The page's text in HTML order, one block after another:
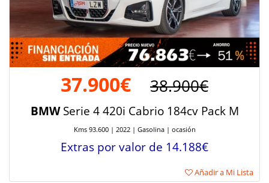
37.900€ 38.900€
BMWSerie 4 420i Cabrio 184cv Pack M
Kms 93.600 | 2022 | Gasolina | ocasión
Extras por valor de 14.188€
Añadir a Mi Lista